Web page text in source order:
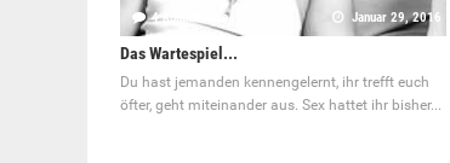
4 Kommentare Januar 29, 2016
Das Wartespiel...
Du hast jemanden kennengelernt, ihr trefft euch
öfter, geht miteinander aus. Sex hattet ihr bisher...